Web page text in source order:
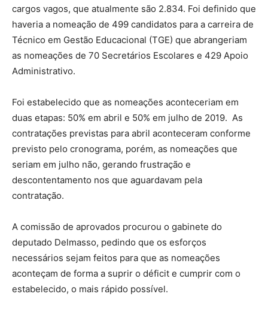
cargos vagos, que atualmente são 2.834. Foi definido que
haveria a nomeação de 499 candidatos para a carreira de
Técnico em Gestão Educacional (TGE) que abrangeriam
as nomeações de 70 Secretários Escolares e 429 Apoio
Administrativo.
Foi estabelecido que as nomeações aconteceriam em
duas etapas: 50% em abril e 50% em julho de 2019. As
contratações previstas para abril aconteceram conforme
previsto pelo cronograma, porém, as nomeações que
seriam em julho não, gerando frustração e
descontentamento nos que aguardavam pela
contratação.
A comissão de aprovados procurou o gabinete do
deputado Delmasso, pedindo que os esforços
necessários sejam feitos para que as nomeações
aconteçam de forma a suprir o déficit e cumprir com o
estabelecido, o mais rápido possível.